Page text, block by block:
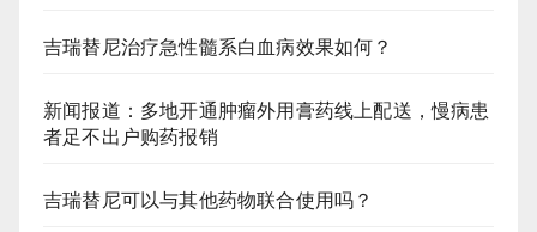
吉瑞替尼治疗急性髓系白血病效果如何？
新闻报道：多地开通肿瘤外用膏药线上配送，慢病患
者足不出户购药报销
吉瑞替尼可以与其他药物联合使用吗？